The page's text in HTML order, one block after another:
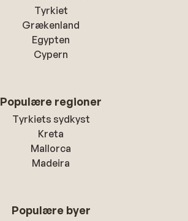
Tyrkiet
Grækenland
Egypten
Cypern
Populære regioner
Tyrkiets sydkyst
Kreta
Mallorca
Madeira
Populære byer